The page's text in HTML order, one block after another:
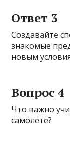
Ответ 3
Создавайте
знакомые
новым
Вопрос 4
Что важно
самолете?